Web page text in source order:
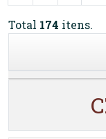
Total 174 itens.